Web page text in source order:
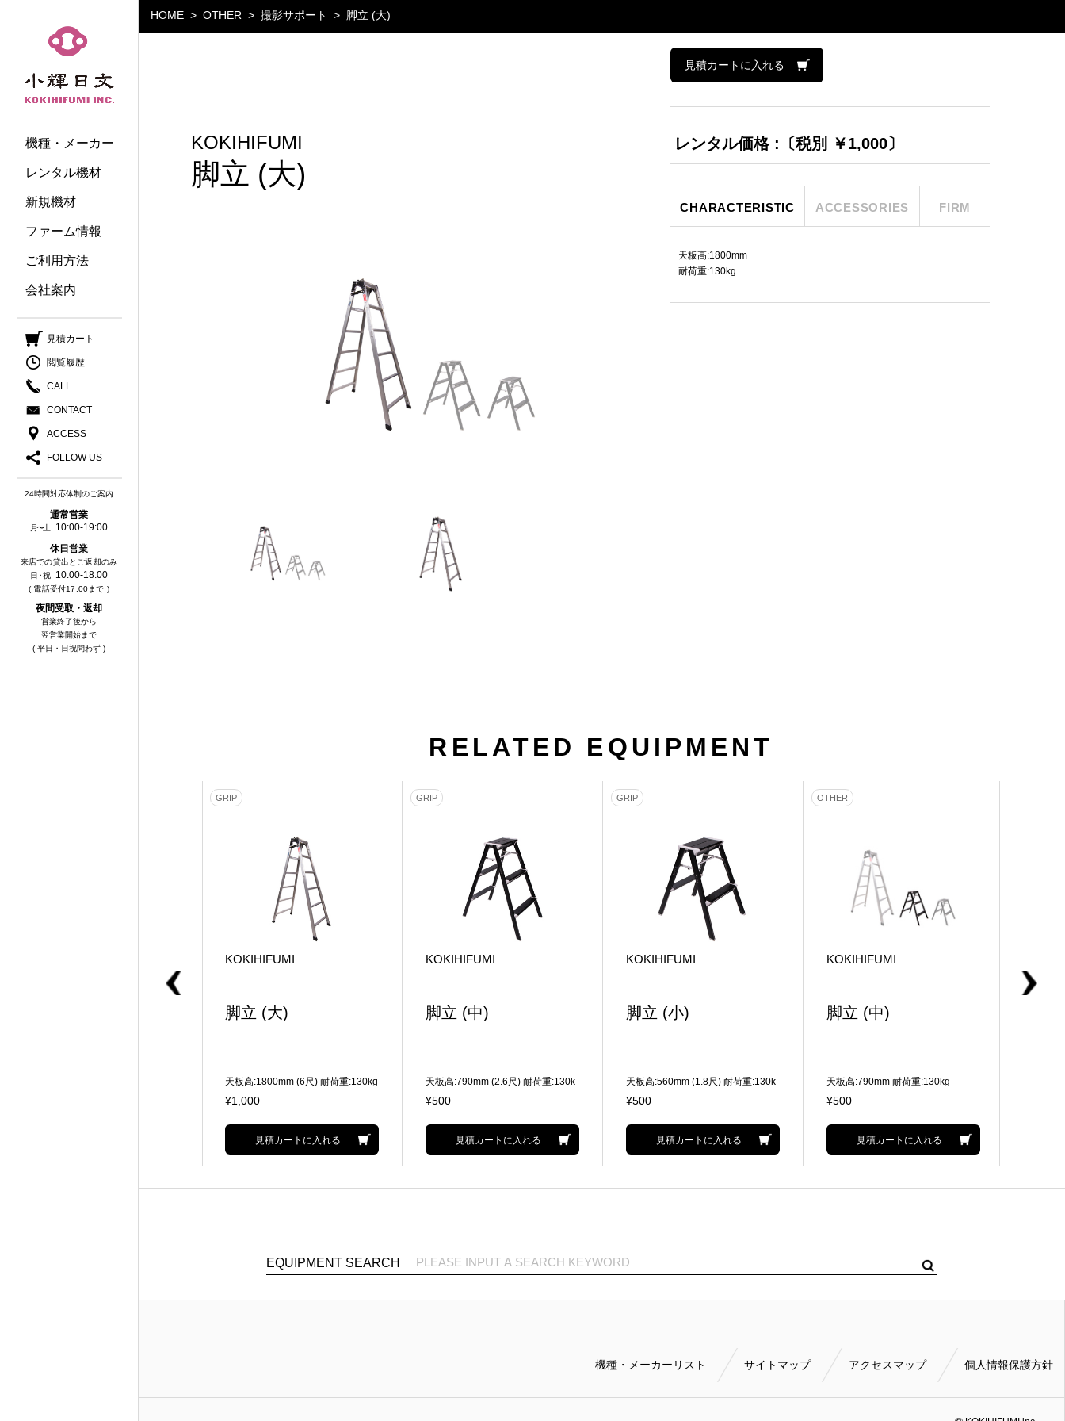
小輝日文
機種・メーカー
レンタル機材
新規機材
ファーム情報
ご利用方法
会社案内
24時間対応体制のご案内
通常営業
月〜土
10:00-19:00
休⽇営業
来店での貸出とご返却のみ
⽇・祝
10:00-18:00
( 電話受付17:00まで )
夜間受取・返却
営業終了後から
翌営業開始まで
( 平日・日祝問わず )
見積カート
閲覧履歴
CALL
CONTACT
ACCESS
FOLLOW US
HOME OTHER 撮影サポート 脚立 (大)
KOKIHIFUMI
脚立 (大)
見積カートに入れる
レンタル価格 :〔税別 ￥1,000〕
CHARACTERISTIC ACCESSORIES FIRM
天板高:1800mm
耐荷重:130kg
RELATED EQUIPMENT
GRIP
KOKIHIFUMI
脚立 (大)
天板高:1800mm (6尺) 耐荷重:130kg
¥1,000
見積カートに入れる
GRIP
KOKIHIFUMI
脚立 (中)
天板高:790mm (2.6尺) 耐荷重:130k
¥500
見積カートに入れる
GRIP
KOKIHIFUMI
脚立 (小)
天板高:560mm (1.8尺) 耐荷重:130k
¥500
見積カートに入れる
OTHER
KOKIHIFUMI
脚立 (中)
天板高:790mm 耐荷重:130kg
¥500
見積カートに入れる
EQUIPMENT SEARCH
機種・メーカーリスト サイトマップ アクセスマップ 個人情報保護方針